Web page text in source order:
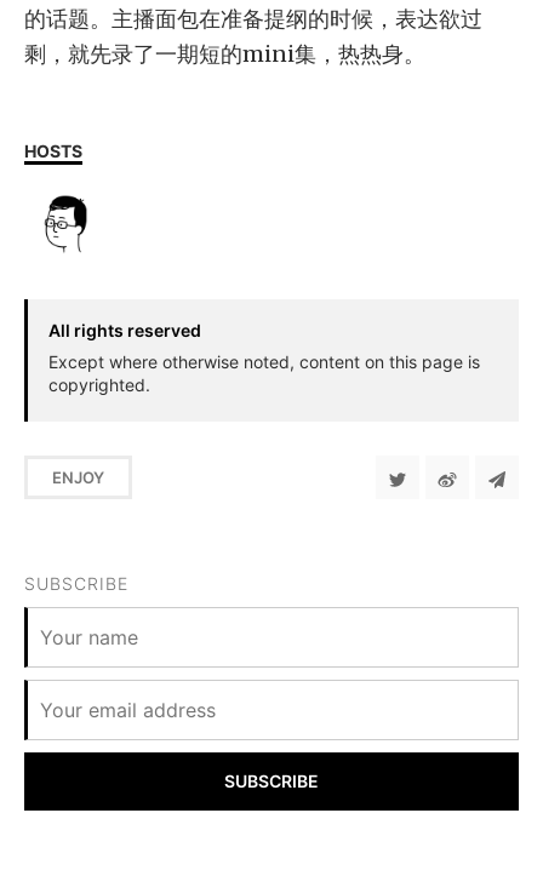
的话题。主播面包在准备提纲的时候，表达欲过
剩，就先录了一期短的mini集，热热身。
HOSTS
All rights reserved
Except where otherwise noted, content on this page is
copyrighted.
ENJOY
SUBSCRIBE
SUBSCRIBE